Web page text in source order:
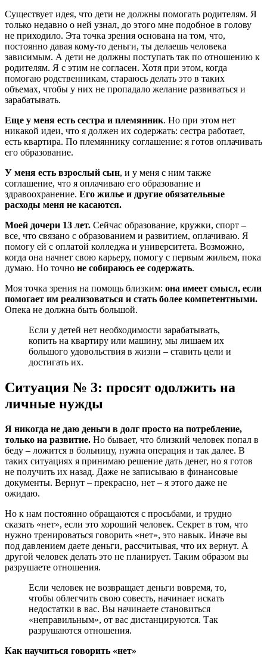
Существует идея, что дети не должны помогать родителям. Я
только недавно о ней узнал, до этого мне подобное в голову
не приходило. Эта точка зрения основана на том, что,
постоянно давая кому-то деньги, ты делаешь человека
зависимым. А дети не должны поступать так по отношению к
родителям. Я с этим не согласен. Хотя при этом, когда
помогаю родственникам, стараюсь делать это в таких
объемах, чтобы у них не пропадало желание развиваться и
зарабатывать.
Еще у меня есть сестра и племянник. Но при этом нет
никакой идеи, что я должен их содержать: сестра работает,
есть квартира. По племяннику соглашение: я готов оплачивать
его образование.
У меня есть взрослый сын, и у меня с ним также
соглашение, что я оплачиваю его образование и
здравоохранение. Его жилье и другие обязательные
расходы меня не касаются.
Моей дочери 13 лет. Сейчас образование, кружки, спорт –
все, что связано с образованием и развитием, оплачиваю. Я
помогу ей с оплатой колледжа и университета. Возможно,
когда она начнет свою карьеру, помогу с первым жильем, пока
думаю. Но точно не собираюсь ее содержать.
Моя точка зрения на помощь близким: она имеет смысл, если
помогает им реализоваться и стать более компетентными.
Опека не должна быть большой.
Если у детей нет необходимости зарабатывать,
копить на квартиру или машину, мы лишаем их
большого удовольствия в жизни – ставить цели и
достигать их.
Ситуация № 3: просят одолжить на
личные нужды
Я никогда не даю деньги в долг просто на потребление,
только на развитие. Но бывает, что близкий человек попал в
беду – ложится в больницу, нужна операция и так далее. В
таких ситуациях я принимаю решение дать денег, но я готов
не получить их назад. Даже не записываю в финансовые
документы. Вернут – прекрасно, нет – я этого даже не
ожидаю.
Но к нам постоянно обращаются с просьбами, и трудно
сказать «нет», если это хороший человек. Секрет в том, что
нужно тренироваться говорить «нет», это навык. Иначе вы
под давлением даете деньги, рассчитывая, что их вернут. А
другой человек делать это не планирует. Таким образом вы
разрушаете отношения.
Если человек не возвращает деньги вовремя, то,
чтобы облегчить свою совесть, начинает искать
недостатки в вас. Вы начинаете становиться
«неправильным», от вас дистанцируются. Так
разрушаются отношения.
Как научиться говорить «нет»